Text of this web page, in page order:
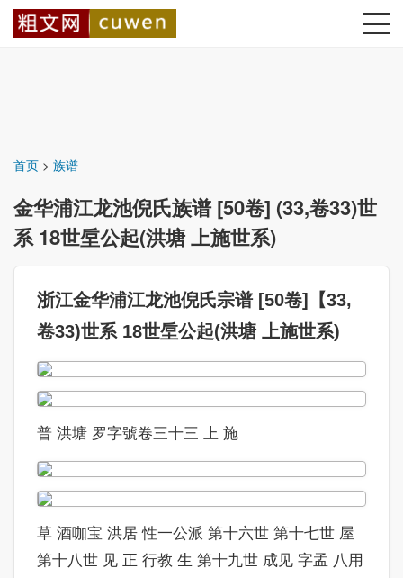
首页 > 族谱
金华浦江龙池倪氏族谱 [50卷] (33,卷33)世
系 18世垕公起(洪塘 上施世系)
浙江金华浦江龙池倪氏宗谱 [50卷]【33,
卷33)世系 18世垕公起(洪塘 上施世系)
普 洪塘 罗字號卷三十三 上 施
草 酒咖宝 洪居 性一公派 第十六世 第十七世 屋
第十八世 见 正 行教 生 第十九世 成见 字孟 八用